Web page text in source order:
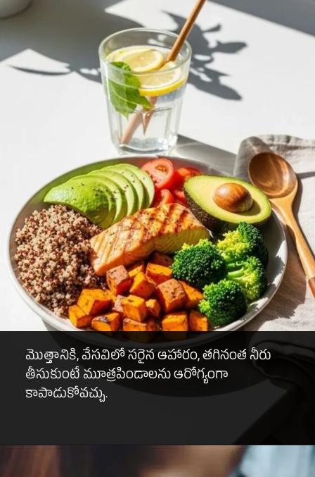
మొత్తానికి, వేసవిలో సరైన ఆహారం, తగినంత నీరు
తీసుకుంటే మూత్రపిండాలను ఆరోగ్యంగా
కాపాడుకోవచ్చు.